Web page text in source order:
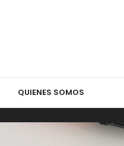
QUIENES SOMOS